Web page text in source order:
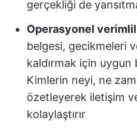
gerçekliği de
Operasyonel
belgesi, gecikmeleri
kaldırmak için uygun
Kimlerin neyi, ne
özetleyerek iletişim
kolaylaştırır